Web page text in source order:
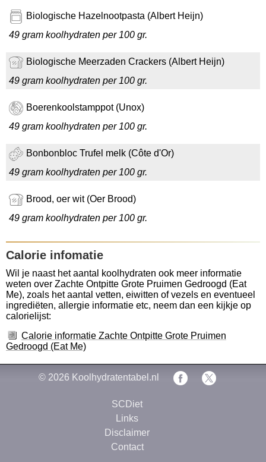
Biologische Hazelnootpasta (Albert Heijn)
49 gram koolhydraten per 100 gr.
Biologische Meerzaden Crackers (Albert Heijn)
49 gram koolhydraten per 100 gr.
Boerenkoolstamppot (Unox)
49 gram koolhydraten per 100 gr.
Bonbonbloc Trufel melk (Côte d'Or)
49 gram koolhydraten per 100 gr.
Brood, oer wit (Oer Brood)
49 gram koolhydraten per 100 gr.
Calorie infomatie
Wil je naast het aantal koolhydraten ook meer informatie
weten over Zachte Ontpitte Grote Pruimen Gedroogd (Eat
Me), zoals het aantal vetten, eiwitten of vezels en eventueel
ingrediëten, allergie informatie etc, neem dan een kijkje op
calorielijst:
Calorie informatie Zachte Ontpitte Grote Pruimen
Gedroogd (Eat Me)
© 2026 Koolhydratentabel.nl
SCDiet
Links
Disclaimer
Contact